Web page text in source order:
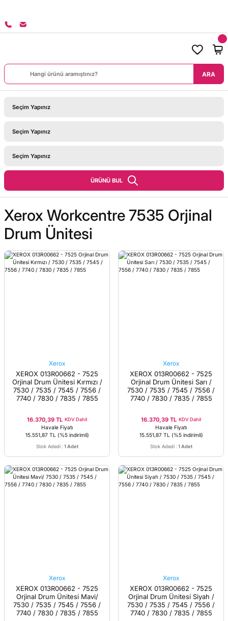
ARA
ÜRÜNÜ BUL
Xerox Workcentre 7535 Orjinal
Drum Ünitesi
Xerox
XEROX 013R00662 - 7525
Orjinal Drum Ünitesi Kırmızı /
7530 / 7535 / 7545 / 7556 /
7740 / 7830 / 7835 / 7855
16.370,39 TL KDV Dahil
Havale Fiyatı
15.551,87 TL
(%5 indirimli)
Stok Adedi : 1 Adet
Xerox
XEROX 013R00662 - 7525
Orjinal Drum Ünitesi Sarı /
7530 / 7535 / 7545 / 7556 /
7740 / 7830 / 7835 / 7855
16.370,39 TL KDV Dahil
Havale Fiyatı
15.551,87 TL
(%5 indirimli)
Stok Adedi : 1 Adet
Xerox
XEROX 013R00662 - 7525
Orjinal Drum Ünitesi Mavi/
7530 / 7535 / 7545 / 7556 /
7740 / 7830 / 7835 / 7855
Xerox
XEROX 013R00662 - 7525
Orjinal Drum Ünitesi Siyah /
7530 / 7535 / 7545 / 7556 /
7740 / 7830 / 7835 / 7855